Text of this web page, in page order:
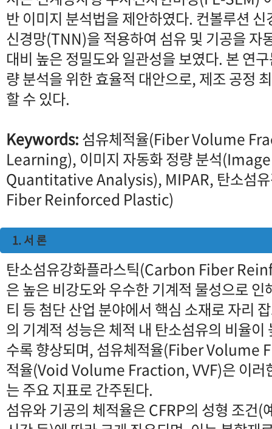
반 이미지 분석법을 제안하였다. 컨볼루션
신경망(TNN)을 적용하여 섬유 및 기공을 자
대비 높은 정밀도와 일관성을 보였다. 본 연
량 분석을 위한 효율적 대안으로, 제조 공정
할 수 있다.
Keywords:섬유체적율(Fiber Volume
Learning), 이미지 자동화 정량 분석
Quantitative Analysis), MIPAR, 탄소섬
Fiber Reinforced Plastic)
1. 서 론
탄소섬유강화플라스틱(Carbon Fiber
은 높은 비강도와 우수한 기계적 물성으로
티 등 첨단 산업 분야에서 핵심 소재로 자리
의 기계적 성능은 체적 내 탄소섬유의 비율
수록 향상되며, 섬유체적율(Fiber Volume
적율(Void Volume Fraction, VVF)은 이러
는 주요 지표로 간주된다.
섬유와 기공의 체적율은 CFRP의 성형 조건(